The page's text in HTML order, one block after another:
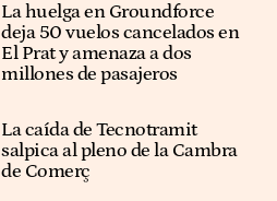
La huelga en Groundforce
deja 50 vuelos cancelados en
El Prat y amenaza a dos
millones de pasajeros
La caída de Tecnotramit
salpica al pleno de la Cambra
de Comerç